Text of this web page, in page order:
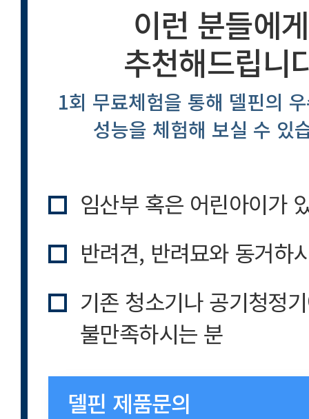
이런 분들에게
추천해드립니
1회 무료체험을 통해 델핀의
성능을 체험해 보실 수 있
임산부 혹은 어린아이가
반려견, 반려묘와 동거하
기존 청소기나 공기청정
불만족하시는 분
델핀 제품문의